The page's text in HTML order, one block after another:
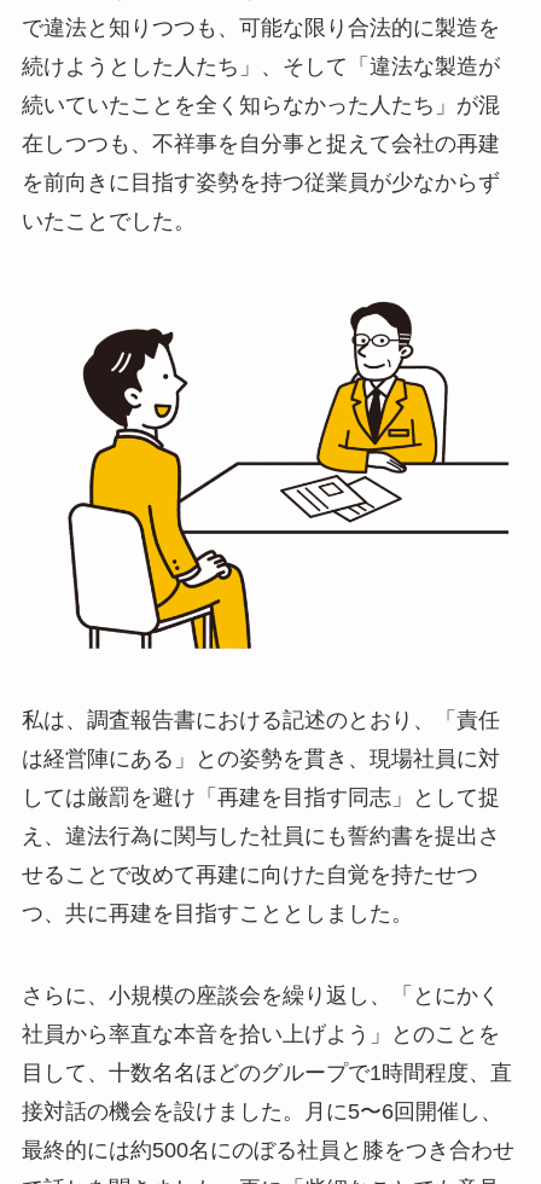
で違法と知りつつも、可能な限り合法的に製造を
続けようとした人たち」、そして「違法な製造が
続いていたことを全く知らなかった人たち」が混
在しつつも、不祥事を自分事と捉えて会社の再建
を前向きに目指す姿勢を持つ従業員が少なからず
いたことでした。
私は、調査報告書における記述のとおり、「責任
は経営陣にある」との姿勢を貫き、現場社員に対
しては厳罰を避け「再建を目指す同志」として捉
え、違法行為に関与した社員にも誓約書を提出さ
せることで改めて再建に向けた自覚を持たせつ
つ、共に再建を目指すこととしました。
さらに、小規模の座談会を繰り返し、「とにかく
社員から率直な本音を拾い上げよう」とのことを
目して、十数名名ほどのグループで1時間程度、直
接対話の機会を設けました。月に5〜6回開催し、
最終的には約500名にのぼる社員と膝をつき合わせ